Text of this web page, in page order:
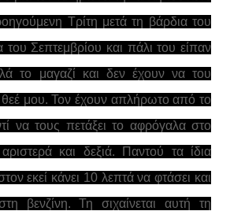
Τρίτη μετά τη βάρδια του
του Σεπτεμβρίου και πάλι του είπαν
το μαγαζί και δεν έχουν να του
μου. Τον έχουν απλήρωτο από το
να τους πετάξει το αφρόγαλα στο
αριστερά και δεξιά. Παντού τα ίδια
εκεί κάνει 10 λεπτά να φτάσει και
βενζίνη. Τη σιχαίνεται αυτή τη